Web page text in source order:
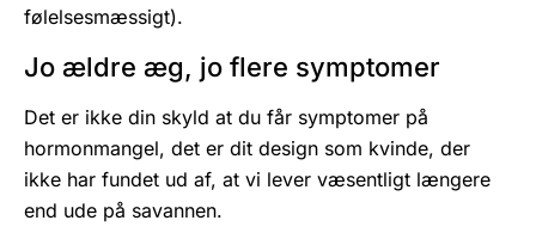
følelsesmæssigt).
Jo ældre æg, jo flere symptomer
Det er ikke din skyld at du får symptomer på
hormonmangel, det er dit design som kvinde, der
ikke har fundet ud af, at vi lever væsentligt længere
end ude på savannen.